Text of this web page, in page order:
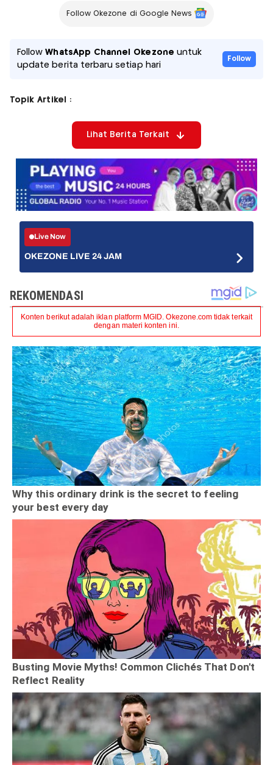
Follow Okezone di Google News
FollowWhatsApp Channel Okezone untuk
update berita terbaru setiap hari
Follow
Topik Artikel :
Lihat Berita Terkait
Live Now
OKEZONE LIVE 24 JAM